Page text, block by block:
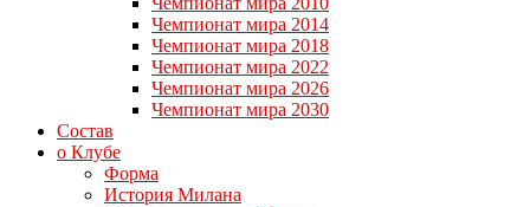
Чемпионат мира 2014
Чемпионат мира 2018
Чемпионат мира 2022
Чемпионат мира 2026
Чемпионат мира 2030
Состав
о Клубе
Форма
История Милана